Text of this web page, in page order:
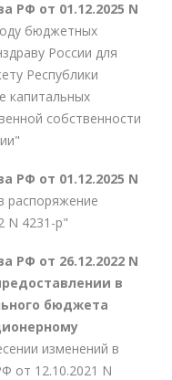
РФ от 01.12.2025 N
бюджетных
России для
Республики
капитальных
собственности
РФ от 01.12.2025 N
распоряжение
N 4231-р"
РФ от 26.12.2022 N
в
бюджета
изменений в
от 12.10.2021 N